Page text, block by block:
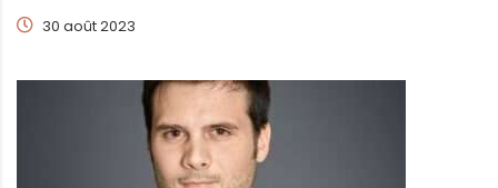
30 août 2023